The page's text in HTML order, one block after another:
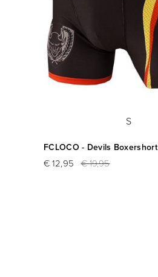
S
FCLOCO - Devils Boxershort
€ 12,95 € 19,95